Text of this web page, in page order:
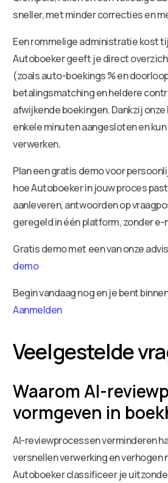
sneller, met minder correcties en
Een rommelige administratie kost
Autoboeker geeft je direct
(zoals auto-boekings % en
betalingsmatching en heldere
afwijkende boekingen. Dankzij
enkele minuten aangesloten en
verwerken.
Plan een gratis demo voor
hoe Autoboeker in jouw proces
aanleveren, antwoorden op
geregeld in één platform, zonder
Gratis demo met een van onze
demo
Begin vandaag nog en je bent
Aanmelden
Veelgestelde
Waarom AI-
vormgeven in
AI-reviewprocessen verminderen
versnellen verwerking en verhogen
Autoboeker classificeer je